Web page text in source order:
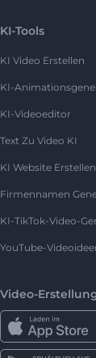
KI-Tools
KI Video Erstellen
KI-
KI-Videoeditor
Text Zu Video KI
KI Website Erstellen
Firmennamen
KI-TikTok-Video-
YouTube-
Video-